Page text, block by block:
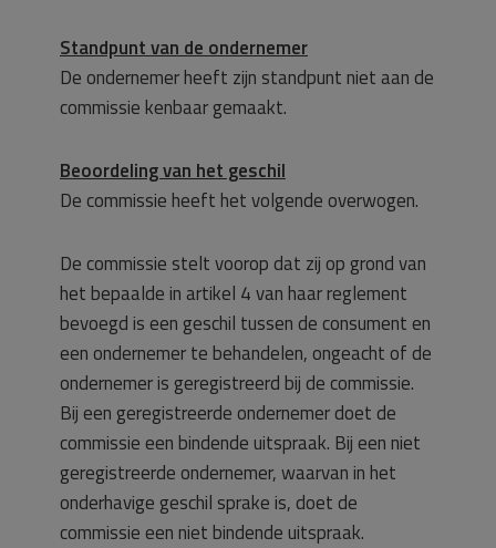
Standpunt van de ondernemer
De ondernemer heeft zijn standpunt niet aan de
commissie kenbaar gemaakt.
Beoordeling van het geschil
De commissie heeft het volgende overwogen.
De commissie stelt voorop dat zij op grond van
het bepaalde in artikel 4 van haar reglement
bevoegd is een geschil tussen de consument en
een ondernemer te behandelen, ongeacht of de
ondernemer is geregistreerd bij de commissie.
Bij een geregistreerde ondernemer doet de
commissie een bindende uitspraak. Bij een niet
geregistreerde ondernemer, waarvan in het
onderhavige geschil sprake is, doet de
commissie een niet bindende uitspraak.